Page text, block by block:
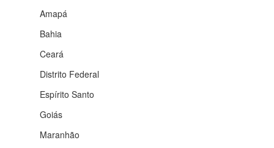
Amapá
Bahia
Ceará
Distrito Federal
Espírito Santo
Goiás
Maranhão